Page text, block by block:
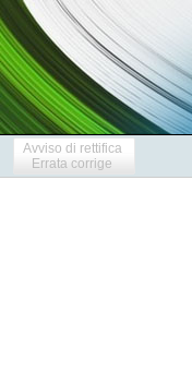
Avviso di rettifica
Errata corrige